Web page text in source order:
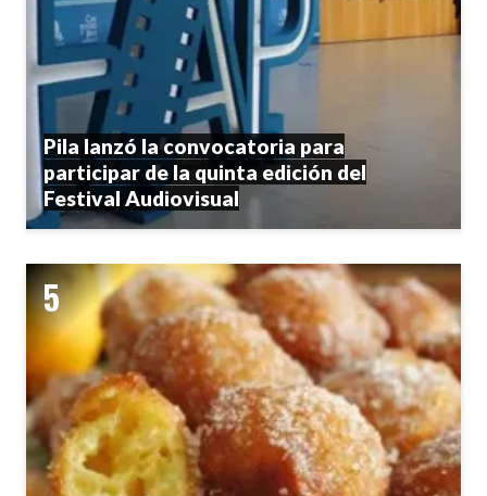
Pila lanzó la convocatoria para
participar de la quinta edición del
Festival Audiovisual